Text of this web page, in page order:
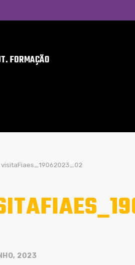
FORMAÇÃO
visitaFiaes_19062023_02
2023